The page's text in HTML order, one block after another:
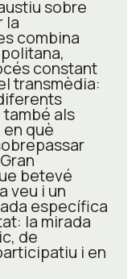
sobre
la
combina
constant
transmèdia:
als
què
betevé
veu i un
específica
la mirada
de
i en